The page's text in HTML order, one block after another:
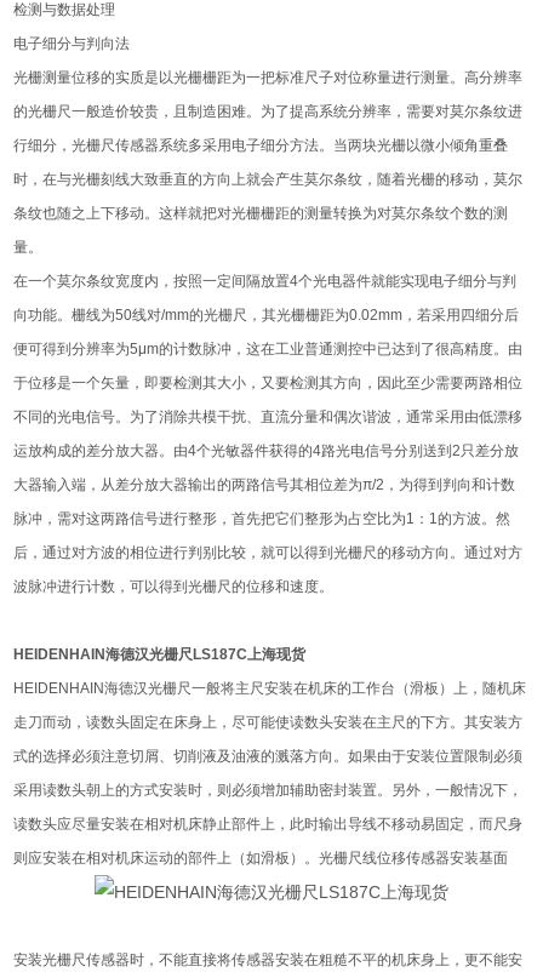
检测与数据处理
电子细分与判向法
光栅测量位移的实质是以光栅栅距为一把标准尺子对位称量进行测量。高分辨率
的光栅尺一般造价较贵，且制造困难。为了提高系统分辨率，需要对莫尔条纹进
行细分，光栅尺传感器系统多采用电子细分方法。当两块光栅以微小倾角重叠
时，在与光栅刻线大致垂直的方向上就会产生莫尔条纹，随着光栅的移动，莫尔
条纹也随之上下移动。这样就把对光栅栅距的测量转换为对莫尔条纹个数的测
量。
在一个莫尔条纹宽度内，按照一定间隔放置4个光电器件就能实现电子细分与判
向功能。栅线为50线对/mm的光栅尺，其光栅栅距为0.02mm，若采用四细分后
便可得到分辨率为5μm的计数脉冲，这在工业普通测控中已达到了很高精度。由
于位移是一个矢量，即要检测其大小，又要检测其方向，因此至少需要两路相位
不同的光电信号。为了消除共模干扰、直流分量和偶次谐波，通常采用由低漂移
运放构成的差分放大器。由4个光敏器件获得的4路光电信号分别送到2只差分放
大器输入端，从差分放大器输出的两路信号其相位差为π/2，为得到判向和计数
脉冲，需对这两路信号进行整形，首先把它们整形为占空比为1：1的方波。然
后，通过对方波的相位进行判别比较，就可以得到光栅尺的移动方向。通过对方
波脉冲进行计数，可以得到光栅尺的位移和速度。
HEIDENHAIN海德汉光栅尺LS187C上海现货
HEIDENHAIN海德汉光栅尺一般将主尺安装在机床的工作台（滑板）上，随机床
走刀而动，读数头固定在床身上，尽可能使读数头安装在主尺的下方。其安装方
式的选择必须注意切屑、切削液及油液的溅落方向。如果由于安装位置限制必须
采用读数头朝上的方式安装时，则必须增加辅助密封装置。另外，一般情况下，
读数头应尽量安装在相对机床静止部件上，此时输出导线不移动易固定，而尺身
则应安装在相对机床运动的部件上（如滑板）。光栅尺线位移传感器安装基面
安装光栅尺传感器时，不能直接将传感器安装在粗糙不平的机床身上，更不能安